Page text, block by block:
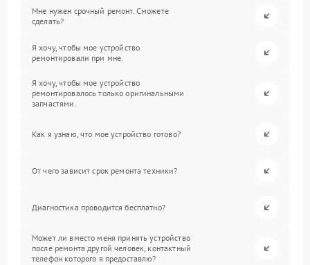
Мне нужен срочный ремонт. Сможете
сделать?
Я хочу, чтобы мое устройство
ремонтировали при мне.
Я хочу, чтобы мое устройство
ремонтировалось только оригинальными
запчастями.
Как я узнаю, что мое устройство готово?
От чего зависит срок ремонта техники?
Диагностика проводится бесплатно?
Может ли вместо меня принять устройство
после ремонта другой человек, контактный
телефон которого я предоставлю?